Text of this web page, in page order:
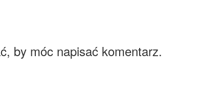
by móc napisać komentarz.